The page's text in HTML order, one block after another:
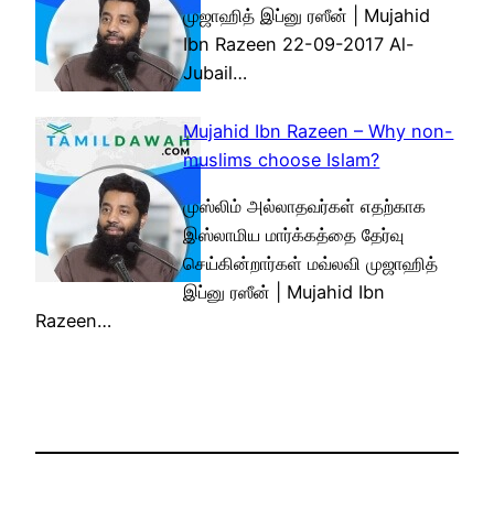
முஜாஹித் இப்னு ரஸீன் | Mujahid
Ibn Razeen 22-09-2017 Al-
Jubail…
Mujahid Ibn Razeen – Why non-
muslims choose Islam?
முஸ்லிம் அல்லாதவர்கள் எதற்காக
இஸ்லாமிய மார்க்கத்தை தேர்வு
செய்கின்றார்கள் மவ்லவி முஜாஹித்
இப்னு ரஸீன் | Mujahid Ibn
Razeen…